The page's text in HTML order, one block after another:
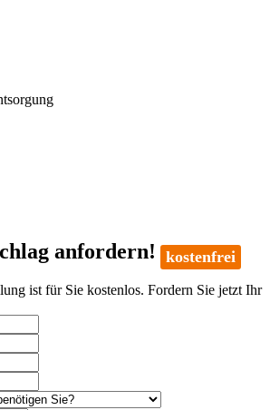
anfordern! kostenfrei
ist für Sie kostenlos. Fordern Sie jetzt Ihr